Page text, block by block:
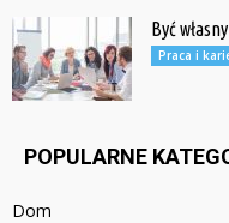
Być
Praca i
POPULARNE
Dom